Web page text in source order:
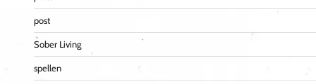
post
Sober Living
spellen